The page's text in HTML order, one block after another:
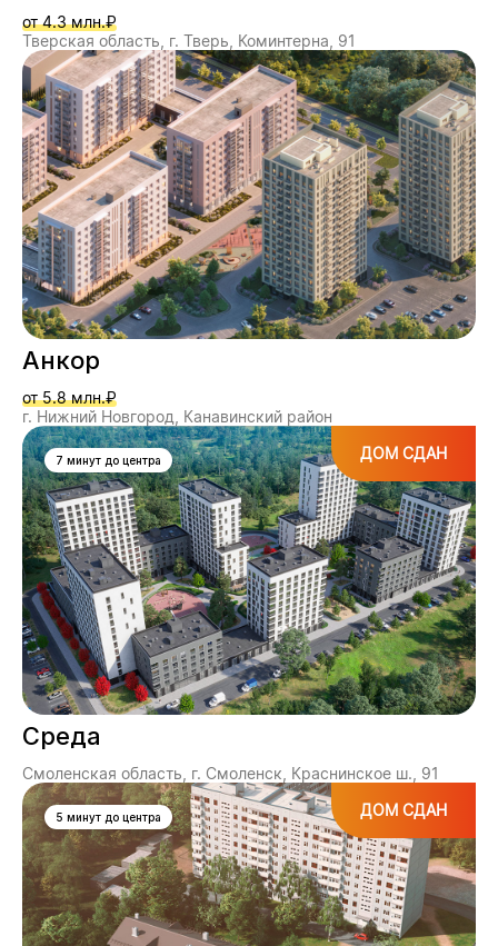
от 4.3 млн.₽
Тверская область, г. Тверь, Коминтерна, 91
Анкор
от 5.8 млн.₽
г. Нижний Новгород, Канавинский район
7 минут до центра ДОМ СДАН
Среда
Смоленская область, г. Смоленск, Краснинское ш., 91
5 минут до центра ДОМ СДАН